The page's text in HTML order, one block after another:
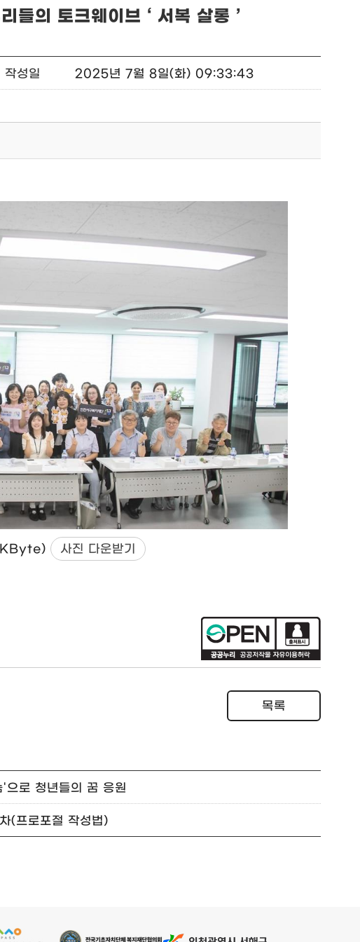
들의 토크웨이브 ‘ 서복 살롱 ’
작성일 2025년 7월 8일(화) 09:33:43
사진 다운받기
목록
으로 청년들의 꿈 응원
(프로포절 작성법)